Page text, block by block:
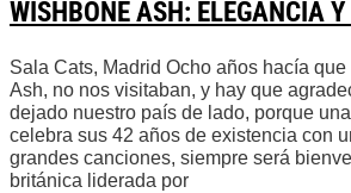
WISHBONE ASH: ELEGANCIA
Sala Cats, Madrid Ocho años hacía
Ash, no nos visitaban, y hay que
dejado nuestro país de lado, porque
celebra sus 42 años de existencia con
grandes canciones, siempre será
británica liderada por